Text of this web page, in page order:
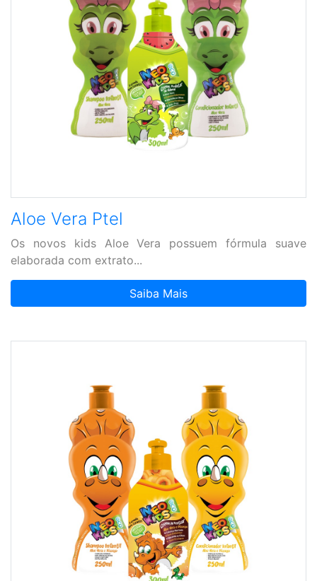
Aloe Vera Ptel
Os novos kids Aloe Vera possuem fórmula suave
elaborada com extrato...
Saiba Mais